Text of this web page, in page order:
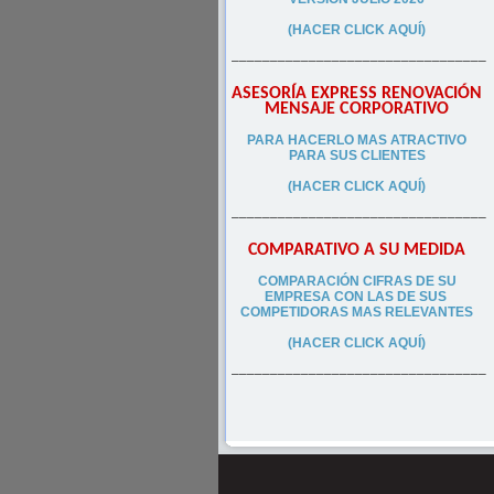
(HACER CLICK AQUÍ)
–––––––––––––––––––––––––––––––––
ASESORÍA EXPRESS RENOVACIÓN
MENSAJE CORPORATIVO
PARA HACERLO MAS ATRACTIVO
PARA SUS CLIENTES
(HACER CLICK AQUÍ)
–––––––––––––––––––––––––––––––––
COMPARATIVO A SU MEDIDA
COMPARACIÓN CIFRAS DE SU
EMPRESA CON LAS DE SUS
COMPETIDORAS MAS RELEVANTES
(HACER CLICK AQUÍ)
–––––––––––––––––––––––––––––––––